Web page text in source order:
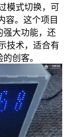
模式切换，可
容。这个项目
大功能，还
技术，适合有
创客。